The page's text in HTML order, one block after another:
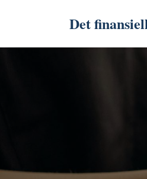
Det